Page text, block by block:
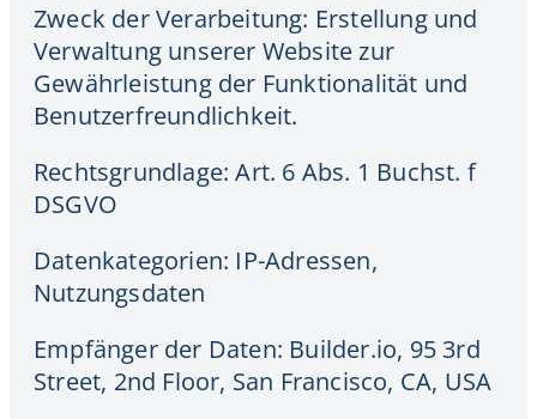
Zweck der Verarbeitung: Erstellung und
Verwaltung unserer Website zur
Gewährleistung der Funktionalität und
Benutzerfreundlichkeit.
Rechtsgrundlage: Art. 6 Abs. 1 Buchst. f
DSGVO
Datenkategorien: IP-Adressen,
Nutzungsdaten
Empfänger der Daten: Builder.io, 95 3rd
Street, 2nd Floor, San Francisco, CA, USA